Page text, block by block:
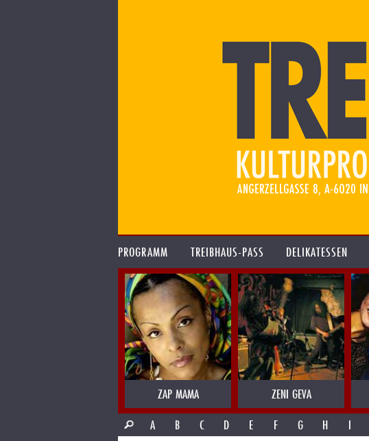
PROGRAMM TREIBHAUS-PASS DELIKATESSEN
ZAP MAMA ZENI GEVA
A
B C D E F G H I